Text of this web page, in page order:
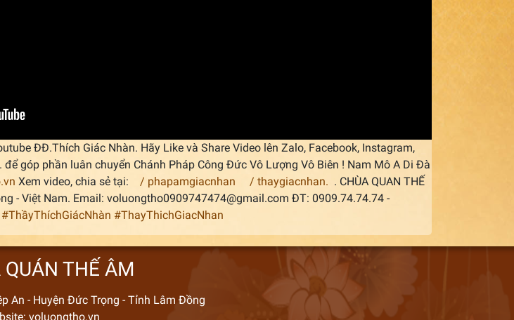
ĐĐ.Thích Giác Nhàn. Hãy Like và Share Video lên Zalo, Facebook, Instagram,
để góp phần luân chuyển Chánh Pháp Công Đức Vô Lượng Vô Biên ! Nam Mô A Di Đà
Xem video, chia sẻ tại: / phapamgiacnhan / thaygiacnhan. . CHÙA QUAN THẾ
- Việt Nam. Email: voluongtho0909747474@gmail.com ĐT: 0909.74.74.74 -
#ThầyThíchGiácNhàn #ThayThichGiacNhan
QUÁN THẾ ÂM
An - Huyện Đức Trọng - Tỉnh Lâm Đồng
voluongtho.vn